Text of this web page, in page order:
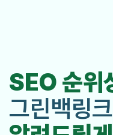
SEO 순위
그린백링